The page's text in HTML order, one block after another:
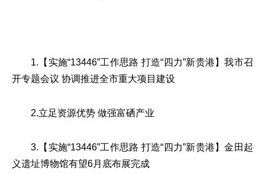
1.【实施“13446”工作思路 打造“四力”新贵港】我市召
开专题会议 协调推进全市重大项目建设
2.立足资源优势 做强富硒产业
3.【实施“13446”工作思路 打造“四力”新贵港】金田起
义遗址博物馆有望6月底布展完成